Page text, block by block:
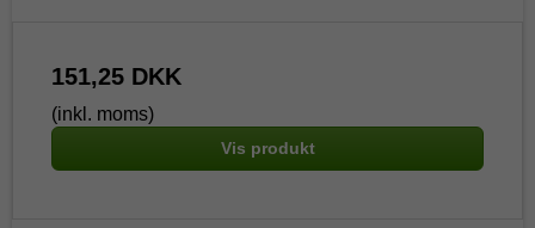
151,25 DKK
(inkl. moms)
Vis produkt